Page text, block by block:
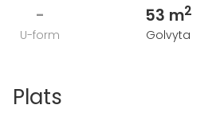
-
U-form
53 m2
Golvyta
Plats